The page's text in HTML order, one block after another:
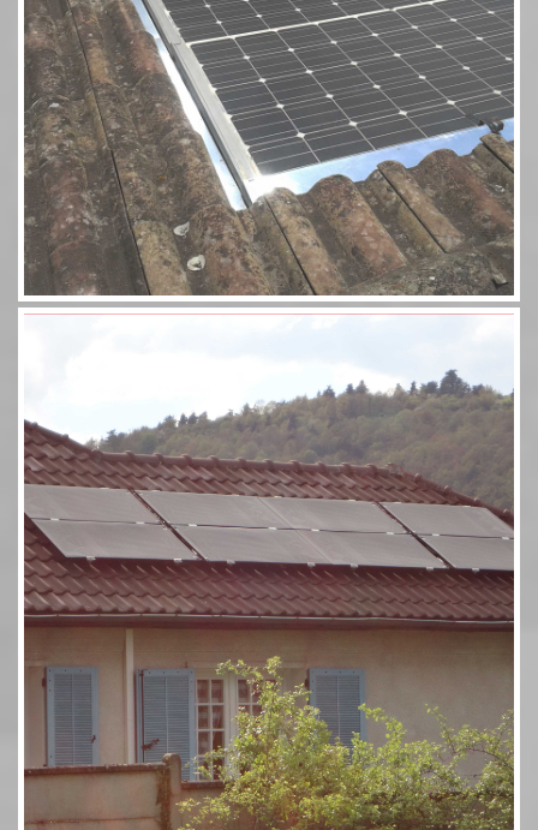
Aérosolaire 8 panneaux
Pompe à chaleur 60 11,5kW Combi